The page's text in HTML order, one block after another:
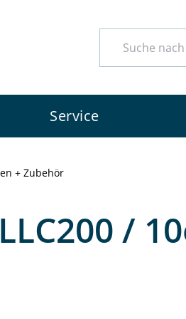
Service
+ Zubehör
/